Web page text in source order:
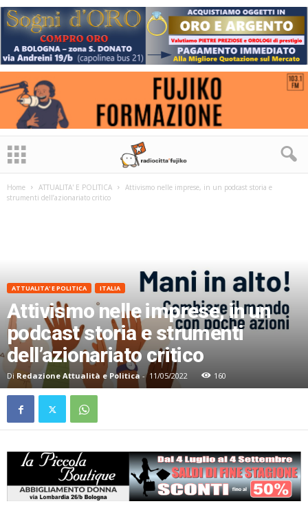
Home ATTUALITA' E POLITICA
Attivismo nelle imprese, in un podcast storia e
strumenti dell’azionariato critico
ATTUALITA' E POLITICA ITALIA
Attivismo nelle imprese, in un
podcast storia e strumenti
dell’azionariato critico
Di Redazione Attualità e Politica - 11/05/2022 160